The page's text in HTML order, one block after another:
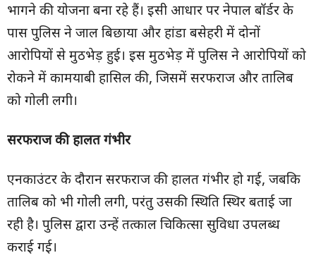
भागने की योजना बना रहे हैं। इसी आधार पर नेपाल बॉर्डर के
पास पुलिस ने जाल बिछाया और हांडा बसेहरी में दोनों
आरोपियों से मुठभेड़ हुई। इस मुठभेड़ में पुलिस ने आरोपियों को
रोकने में कामयाबी हासिल की, जिसमें सरफराज और तालिब
को गोली लगी।
सरफराज की हालत गंभीर
एनकाउंटर के दौरान सरफराज की हालत गंभीर हो गई, जबकि
तालिब को भी गोली लगी, परंतु उसकी स्थिति स्थिर बताई जा
रही है। पुलिस द्वारा उन्हें तत्काल चिकित्सा सुविधा उपलब्ध
कराई गई।